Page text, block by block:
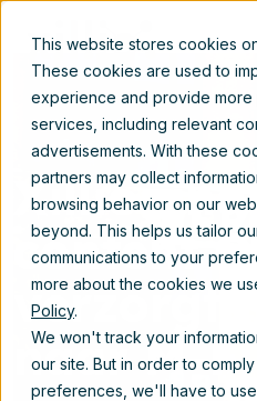
This website stores cookies
These cookies are used to
experience and provide more
services, including relevant
advertisements. With these
partners may collect
browsing behavior on our
beyond. This helps us tailor
communications to your
more about the cookies we
Policy.
We won't track your
our site. But in order to
preferences, we'll have to
Xillio
content
verzorgt
naar M-